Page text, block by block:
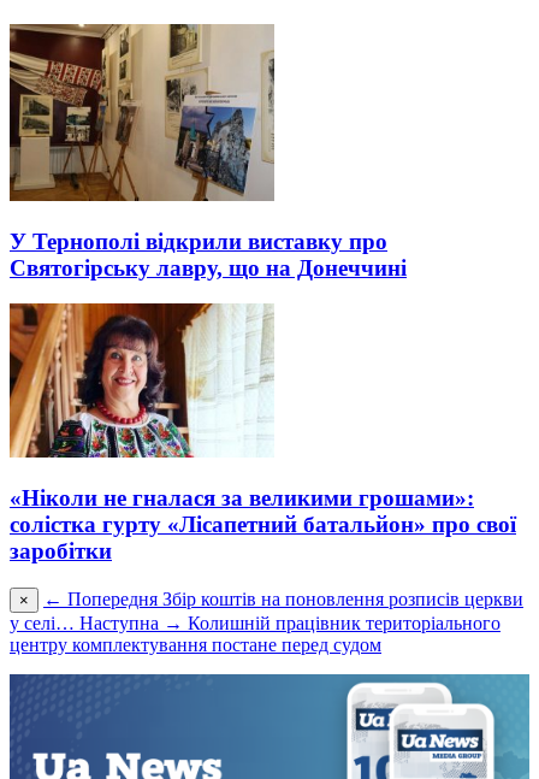
У Тернополі відкрили виставку про
Святогірську лавру, що на Донеччині
«Ніколи не гналася за великими грошами»:
солістка гурту «Лісапетний батальйон» про свої
заробітки
× ← Попередня Збір коштів на поновлення розписів церкви
у селі… Наступна → Колишній працівник територіального
центру комплектування постане перед судом